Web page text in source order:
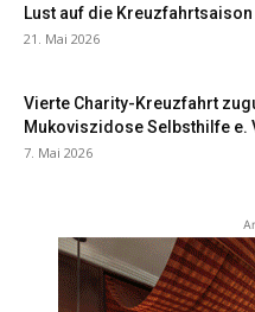
Lust auf die
21. Mai 2026
Vierte Charity-Kreuzfahrt
Mukoviszidose Selbsthilfe e.
7. Mai 2026